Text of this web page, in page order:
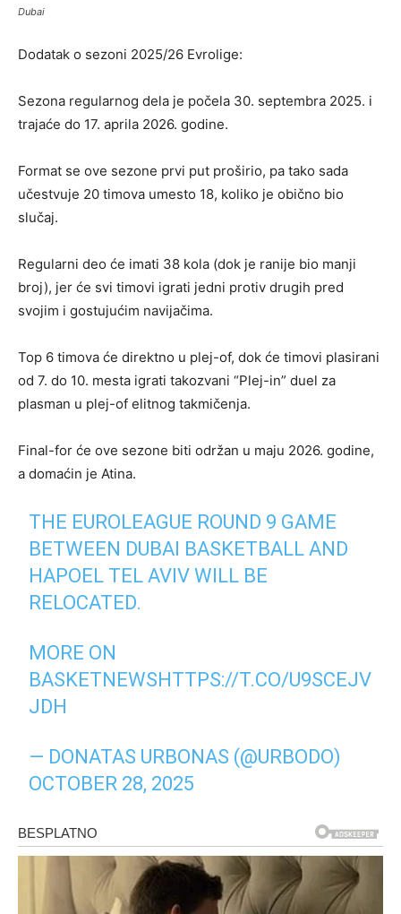
Dubai
Dodatak o sezoni 2025/26 Evrolige:
Sezona regularnog dela je počela 30. septembra 2025. i
trajaće do 17. aprila 2026. godine.
Format se ove sezone prvi put proširio, pa tako sada
učestvuje 20 timova umesto 18, koliko je obično bio
slučaj.
Regularni deo će imati 38 kola (dok je ranije bio manji
broj), jer će svi timovi igrati jedni protiv drugih pred
svojim i gostujućim navijačima.
Top 6 timova će direktno u plej-of, dok će timovi plasirani
od 7. do 10. mesta igrati takozvani “Plej-in” duel za
plasman u plej-of elitnog takmičenja.
Final-for će ove sezone biti održan u maju 2026. godine,
a domaćin je Atina.
THE EUROLEAGUE ROUND 9 GAME
BETWEEN DUBAI BASKETBALL AND
HAPOEL TEL AVIV WILL BE
RELOCATED.
MORE ON
BASKETNEWSHTTPS://T.CO/U9SCEJV
JDH
— DONATAS URBONAS (@URBODO)
OCTOBER 28, 2025